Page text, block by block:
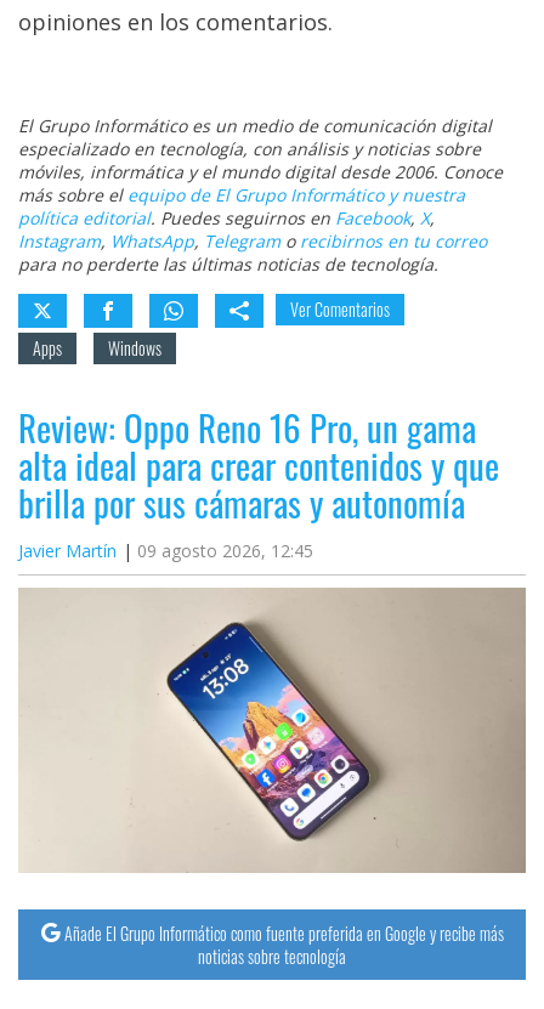
opiniones en los comentarios.
El Grupo Informático es un medio de comunicación digital
especializado en tecnología, con análisis y noticias sobre
móviles, informática y el mundo digital desde 2006. Conoce
más sobre el equipo de El Grupo Informático y nuestra
política editorial. Puedes seguirnos en Facebook, X,
Instagram, WhatsApp, Telegramo recibirnos en tu correo
para no perderte las últimas noticias de tecnología.
Ver Comentarios
Apps
Windows
Review: Oppo Reno 16 Pro, un gama
alta ideal para crear contenidos y que
brilla por sus cámaras y autonomía
Javier Martín 09 agosto 2026, 12:45
Añade El Grupo Informático como fuente preferida en Google y recibe más
noticias sobre tecnología